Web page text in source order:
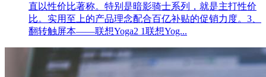
直以性价比著称。特别是暗影骑士系列，就是主打性价
比。实用至上的产品理念配合百亿补贴的促销力度。3、
翻转触屏本——联想Yoga2 1联想Yog...